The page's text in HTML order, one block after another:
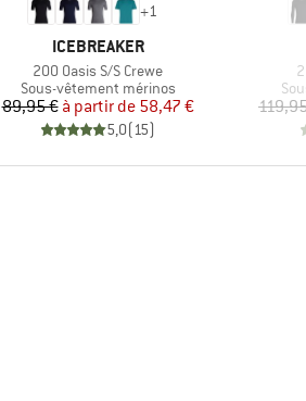
+1
MARQUE
ICEBREAKER
Article
200 Oasis S/S Crewe
Product group
Sous-vêtement mérinos
Prix
89,95 € Prix réduit
à partir de 58,47 €
5,0(15)